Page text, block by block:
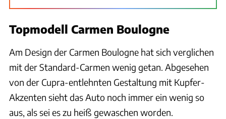
Topmodell Carmen Boulogne
Am Design der Carmen Boulogne hat sich verglichen
mit der Standard-Carmen wenig getan. Abgesehen
von der Cupra-entlehnten Gestaltung mit Kupfer-
Akzenten sieht das Auto noch immer ein wenig so
aus, als sei es zu heiß gewaschen worden.